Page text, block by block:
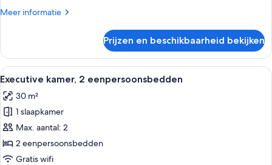
laden
Meer informatie
Meer
kamer,
kingsize
Prijzen en beschikbaarheid bekijken
Alle
foto's
voor
Executive
kamer,
2
eenpersoonsbedden
Hotelkamer met twee bedden, een
12
Executive kamer, 2 eenpersoonsbedden
30 m²
1 slaapkamer
Max. aantal: 2
2 eenpersoonsbedden
Gratis wifi